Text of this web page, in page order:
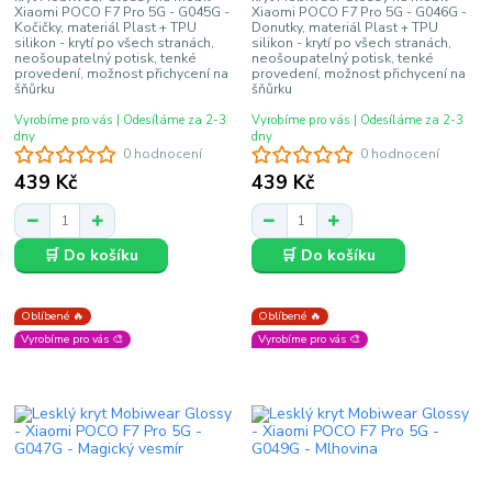
0 hodnocení
Xiaomi POCO F7 Pro 5G - G045G -
Kočičky, materiál Plast + TPU
silikon - krytí po všech stranách,
neošoupatelný potisk, tenké
provedení, možnost přichycení na
šňůrku
439 Kč
Vyrobíme pro vás | Odesíláme za 2-3
dny
🛒 Do košíku
0 hodnocení
Xiaomi POCO F7 Pro 5G - G046G -
Donutky, materiál Plast + TPU
silikon - krytí po všech stranách,
neošoupatelný potisk, tenké
provedení, možnost přichycení na
šňůrku
439 Kč
Vyrobíme pro vás | Odesíláme za 2-3
dny
🛒 Do košíku
Oblíbené 🔥
Vyrobíme pro vás 🎨
Oblíbené 🔥
Vyrobíme pro vás 🎨